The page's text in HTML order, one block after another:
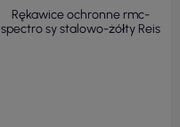
Rękawice ochronne rmc-
spectro sy stalowo-żółty Reis